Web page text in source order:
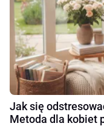
Jak się
Metoda dla kobiet